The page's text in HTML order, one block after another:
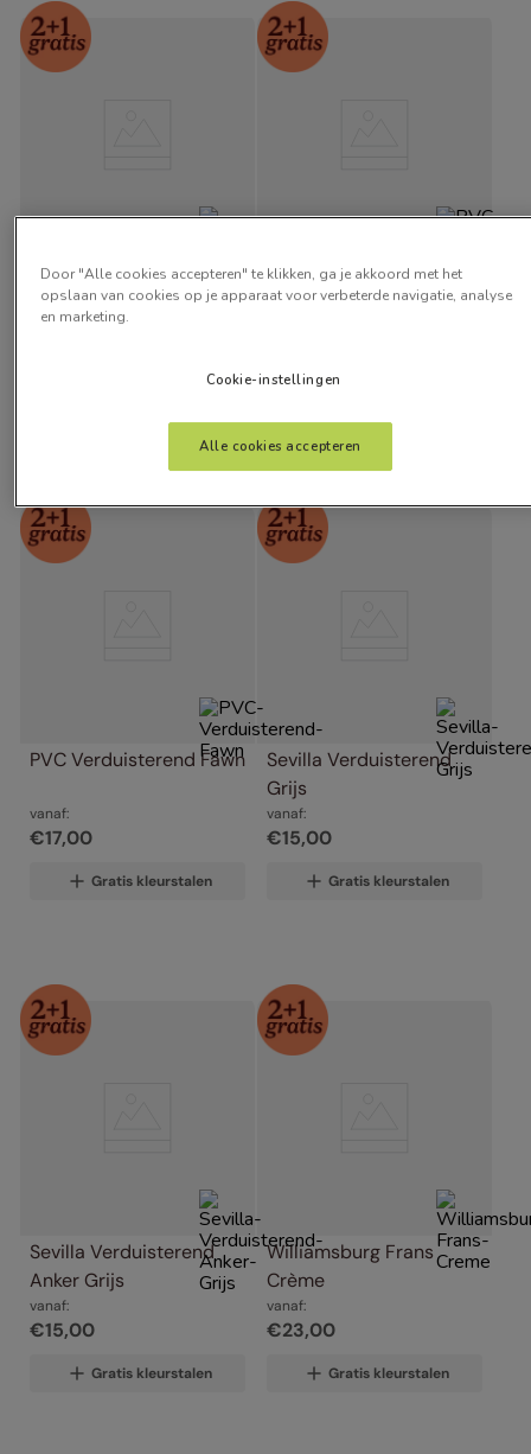
Sevilla Verduisterend
Antiek Crème
vanaf:
Gratis kleurstalen
PVC Verduisterend
Beige
Gratis kleurstalen
PVC Verduisterend Fawn
vanaf:
€17,00
Gratis kleurstalen
Sevilla Verduisterend
Grijs
vanaf:
€15,00
Gratis kleurstalen
Sevilla Verduisterend
Anker Grijs
vanaf:
€15,00
Gratis kleurstalen
Williamsburg Frans
Crème
vanaf:
€23,00
Gratis kleurstalen
Door "Alle cookies accepteren" te klikken, ga je akkoord met het
opslaan van cookies op je apparaat voor verbeterde navigatie, analyse
en marketing.
Cookie-instellingen
Alle cookies accepteren